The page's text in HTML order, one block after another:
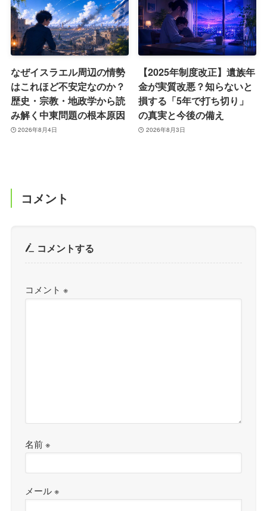
なぜイスラエル周辺の情勢
はこれほど不安定なのか？
歴史・宗教・地政学から読
み解く中東問題の根本原因
2026年8月4日
【2025年制度改正】遺族年
金が実質改悪？知らないと
損する「5年で打ち切り」
の真実と今後の備え
2026年8月3日
コメント
コメントする
コメント※
名前※
メール※